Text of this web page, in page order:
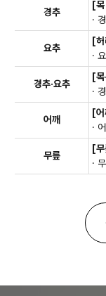
경추
[
·
요추
[
·
경추·요추
[
·
어깨
[
·
무릎
[
·